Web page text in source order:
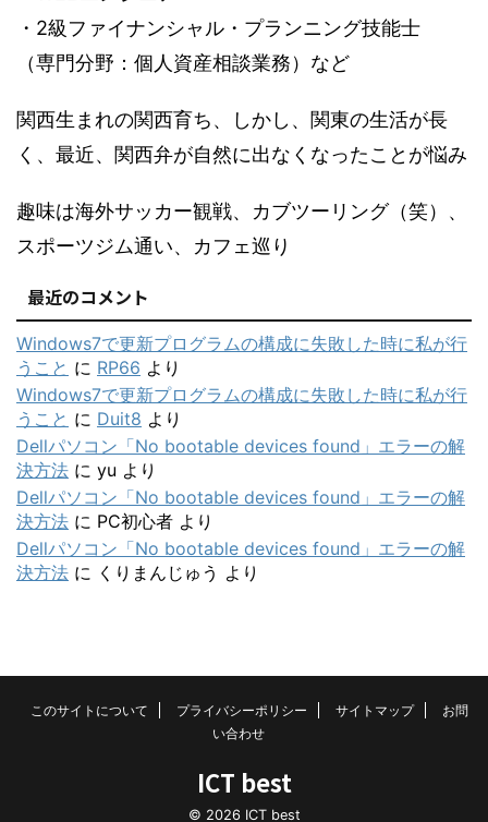
・2級ファイナンシャル・プランニング技能士
（専門分野：個人資産相談業務）など
関西生まれの関西育ち、しかし、関東の生活が長
く、最近、関西弁が自然に出なくなったことが悩み
趣味は海外サッカー観戦、カブツーリング（笑）、
スポーツジム通い、カフェ巡り
最近のコメント
Windows7で更新プログラムの構成に失敗した時に私が行
うこと に RP66 より
Windows7で更新プログラムの構成に失敗した時に私が行
うこと に Duit8 より
Dellパソコン「No bootable devices found」エラーの解
決方法 に yu より
Dellパソコン「No bootable devices found」エラーの解
決方法 に PC初心者 より
Dellパソコン「No bootable devices found」エラーの解
決方法 に くりまんじゅう より
このサイトについて プライバシーポリシー サイトマップ
お問
い合わせ
ICT best
© 2026 ICT best